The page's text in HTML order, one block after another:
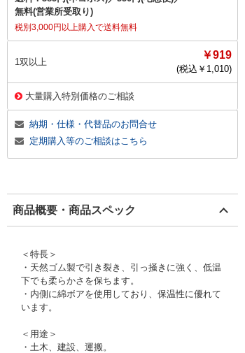
無料(営業所受取り)
税別3,000円以上購入で送料無料
1双以上
￥919
(税込￥ 1,010)
大量購入特別価格のご相談
納期・仕様・代替品のお問合せ
定期購入等のご相談はこちら
商品概要・商品スペック
＜特長＞
・天然ゴム製で引き裂き、引っ掻きに強く、低温
下でも柔らかさを保ちます。
・内側に綿ボアを使用しており、保温性に優れて
います。
＜用途＞
・土木、建設、運搬。